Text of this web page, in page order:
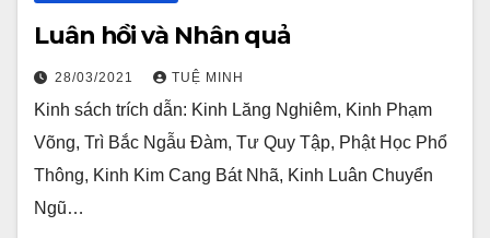
Luân hồi và Nhân quả
28/03/2021 TUỆ MINH
Kinh sách trích dẫn: Kinh Lăng Nghiêm, Kinh Phạm
Võng, Trì Bắc Ngẫu Ðàm, Tư Quy Tập, Phật Học Phổ
Thông, Kinh Kim Cang Bát Nhã, Kinh Luân Chuyển
Ngũ…